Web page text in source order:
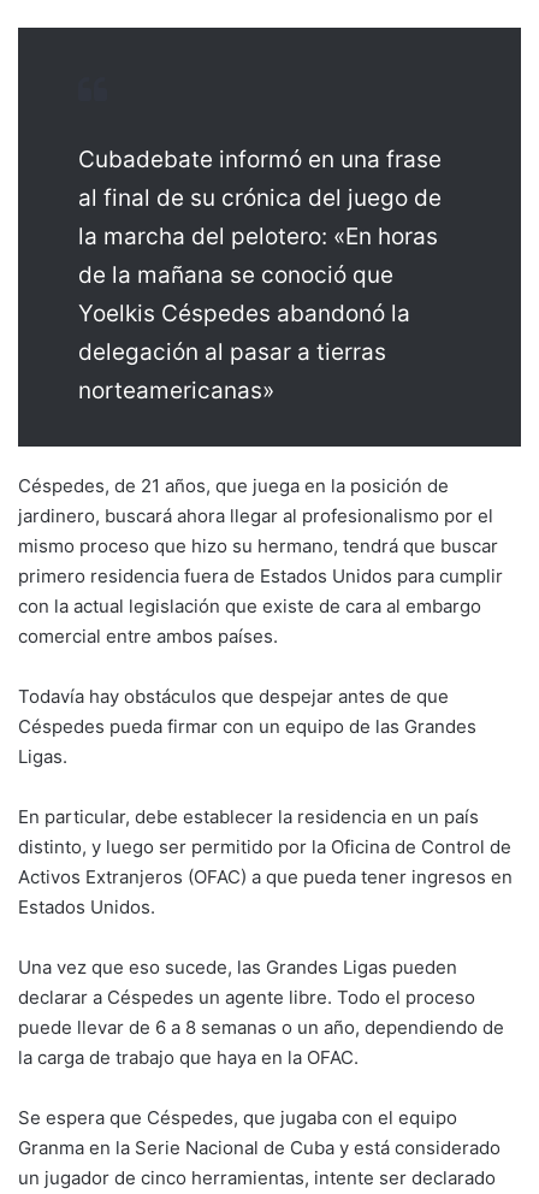
Cubadebate informó en una frase
al final de su crónica del juego de
la marcha del pelotero: «En horas
de la mañana se conoció que
Yoelkis Céspedes abandonó la
delegación al pasar a tierras
norteamericanas»
Céspedes, de 21 años, que juega en la posición de
jardinero, buscará ahora llegar al profesionalismo por el
mismo proceso que hizo su hermano, tendrá que buscar
primero residencia fuera de Estados Unidos para cumplir
con la actual legislación que existe de cara al embargo
comercial entre ambos países.
Todavía hay obstáculos que despejar antes de que
Céspedes pueda firmar con un equipo de las Grandes
Ligas.
En particular, debe establecer la residencia en un país
distinto, y luego ser permitido por la Oficina de Control de
Activos Extranjeros (OFAC) a que pueda tener ingresos en
Estados Unidos.
Una vez que eso sucede, las Grandes Ligas pueden
declarar a Céspedes un agente libre. Todo el proceso
puede llevar de 6 a 8 semanas o un año, dependiendo de
la carga de trabajo que haya en la OFAC.
Se espera que Céspedes, que jugaba con el equipo
Granma en la Serie Nacional de Cuba y está considerado
un jugador de cinco herramientas, intente ser declarado